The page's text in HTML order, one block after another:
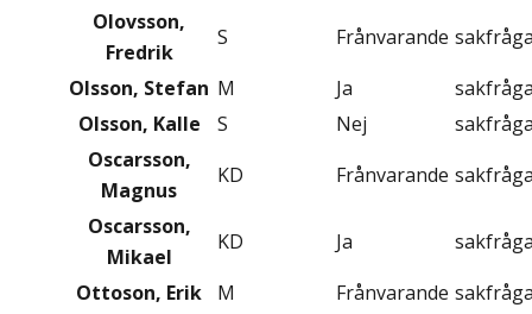
Olovsson,
Fredrik
S Frånvarande
Olsson, Stefan M Ja
Olsson, Kalle
S Nej
Oscarsson,
Magnus
KD Frånvarande
Oscarsson,
Mikael
KD Ja
Ottoson, Erik
M Frånvarande